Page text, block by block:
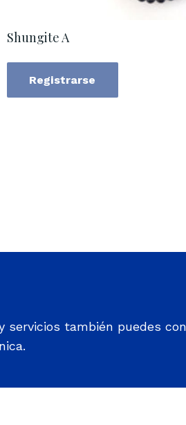
Shungite A
Registrarse
servicios también puedes